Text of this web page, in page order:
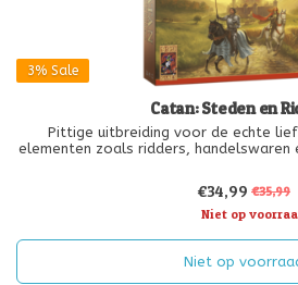
3% Sale
Catan: Steden en
Pittige uitbreiding voor de echte
elementen zoals ridders, handelswaren
€34,99 €35,99
Niet op
Niet op